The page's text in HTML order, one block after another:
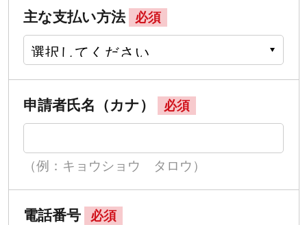
主な支払い方法 必須
申請者氏名（カナ） 必須
（例：キョウショウ タロウ）
電話番号 必須